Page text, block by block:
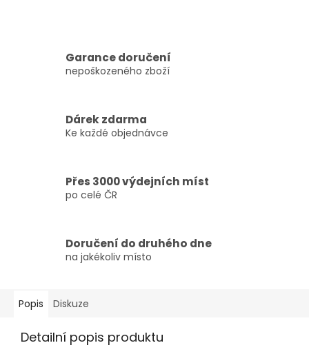
Garance doručení
nepoškozeného zboží
Dárek zdarma
Ke každé objednávce
Přes 3000 výdejních míst
po celé ČR
Doručení do druhého dne
na jakékoliv místo
Popis Diskuze
Detailní popis produktu